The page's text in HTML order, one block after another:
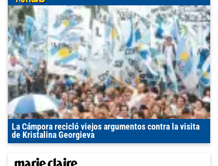
La Cámpora recicló viejos argumentos contra la visita
de Kristalina Georgieva